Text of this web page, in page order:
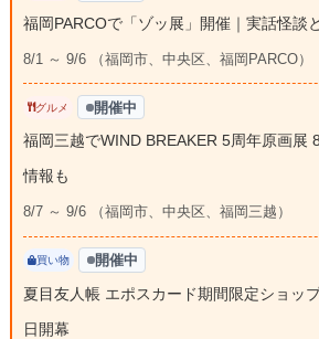
福岡PARCOで「ゾッ展」開催｜実話怪談
8/1 ～ 9/6 （福岡市、中央区、福岡PARCO）
グルメ 開催中
福岡三越でWIND BREAKER 5周年原画展
情報も
8/7 ～ 9/6 （福岡市、中央区、福岡三越）
買い物 開催中
夏目友人帳 エポスカード期間限定ショッ
日開幕